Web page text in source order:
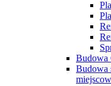
Budowa
Budowa